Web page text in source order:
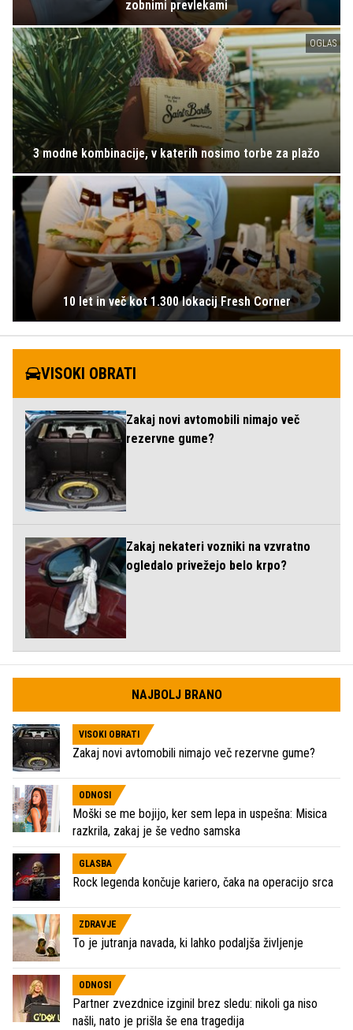
zobnimi prevlekami
OGLAS
3 modne kombinacije, v katerih nosimo torbe za plažo
10 let in več kot 1.300 lokacij Fresh Corner
VISOKI OBRATI
Zakaj novi avtomobili nimajo več
rezervne gume?
Zakaj nekateri vozniki na vzvratno
ogledalo privežejo belo krpo?
NAJBOLJ BRANO
VISOKI OBRATI
Zakaj novi avtomobili nimajo več rezervne gume?
ODNOSI
Moški se me bojijo, ker sem lepa in uspešna: Misica
razkrila, zakaj je še vedno samska
GLASBA
Rock legenda končuje kariero, čaka na operacijo srca
ZDRAVJE
To je jutranja navada, ki lahko podaljša življenje
ODNOSI
Partner zvezdnice izginil brez sledu: nikoli ga niso
našli, nato je prišla še ena tragedija